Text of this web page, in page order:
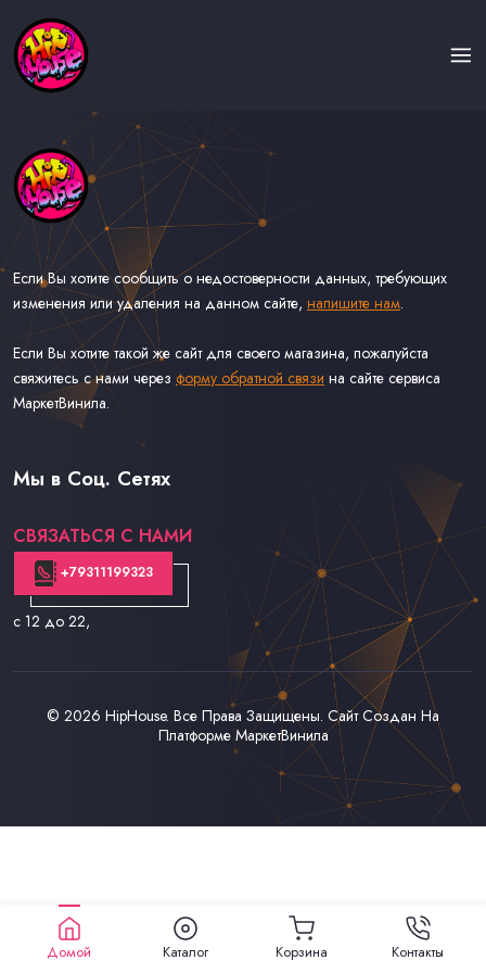
Если Вы хотите сообщить о недостоверности данных, требующих
изменения или удаления на данном сайте, напишите нам.
Если Вы хотите такой же сайт для своего магазина, пожалуйста
свяжитесь с нами через форму обратной связи на сайте сервиса
МаркетВинила.
Каталог Музыки на Виниле В Наличии
Доставка и Оплата
Мы в Соц. Сетях
СВЯЗАТЬСЯ С НАМИ
+79311199323
с 12 до 22,
© 2026 HipHouse. Все Права Защищены. Сайт Создан На
Платформе МаркетВинила
Домой Каталог Корзина Контакты